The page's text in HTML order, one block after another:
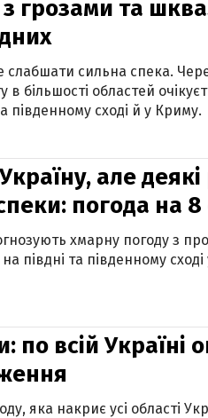
з грозами та
слабшати сильна спека.
більшості областей
південному сході й у Криму.
але деякі
погода на
хмарну погоду з
півдні та південному
по всій Україні
яка накриє усі області